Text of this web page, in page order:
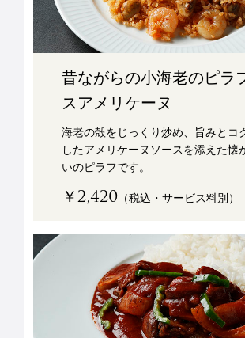
昔ながらの小海老のピラ
スアメリケーヌ
海老の殻をじっくり炒め、旨みとコ
したアメリケーヌソースを添えた懐
いのピラフです。
￥2,420 （税込・サービス料別）